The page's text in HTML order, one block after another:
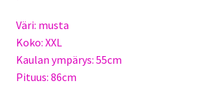
Väri: musta
Koko: XXL
Kaulan ympärys: 55cm
Pituus: 86cm